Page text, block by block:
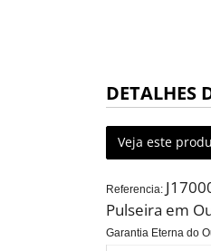
DETALHES
Veja este
Referencia:
Pulseira em
Garantia Eterna do